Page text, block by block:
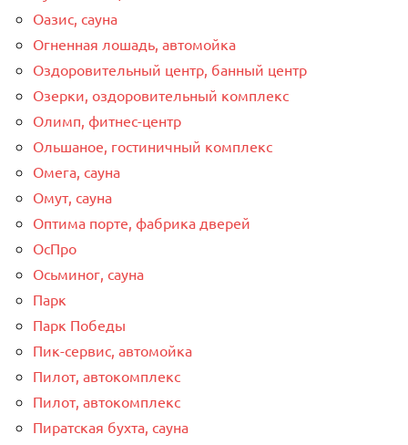
Оазис, сауна
Огненная лошадь, автомойка
Оздоровительный центр, банный центр
Озерки, оздоровительный комплекс
Олимп, фитнес-центр
Ольшаное, гостиничный комплекс
Омега, сауна
Омут, сауна
Оптима порте, фабрика дверей
ОсПро
Осьминог, сауна
Парк
Парк Победы
Пик-сервис, автомойка
Пилот, автокомплекс
Пилот, автокомплекс
Пиратская бухта, сауна